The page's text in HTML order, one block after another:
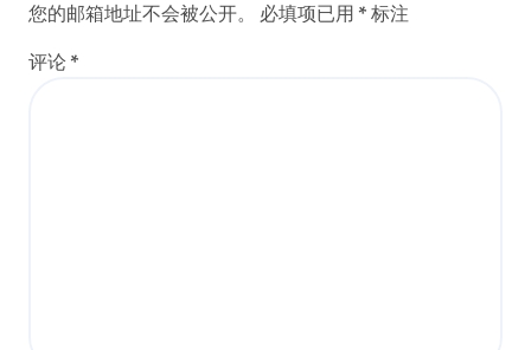
您的邮箱地址不会被公开。 必填项已用 * 标注
评论 *